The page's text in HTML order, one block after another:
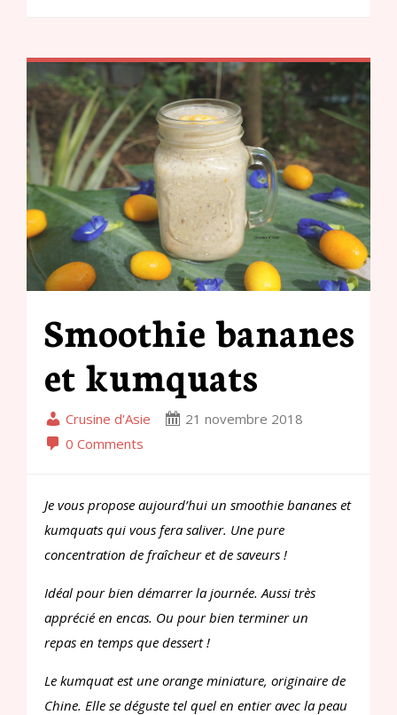
Smoothie bananes
et kumquats
Crusine d'Asie
21 novembre 2018
0 Comments
Je vous propose aujourd’hui un smoothie bananes et
kumquats qui vous fera saliver. Une pure
concentration de fraîcheur et de saveurs !
Idéal pour bien démarrer la journée. Aussi très
apprécié en encas. Ou pour bien terminer un
repas en temps que dessert !
Le kumquat est une orange miniature, originaire de
Chine. Elle se déguste tel quel en entier avec la peau